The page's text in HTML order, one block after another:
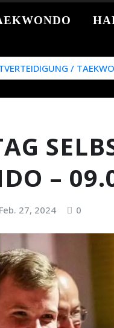
/
–
Feb. 27, 2024 0